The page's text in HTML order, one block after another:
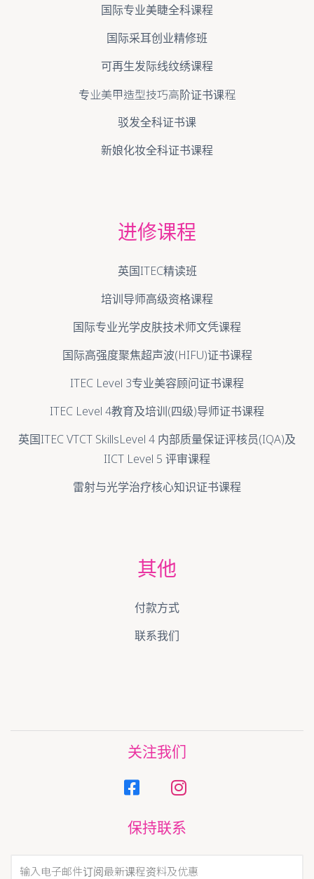
国际专业美睫全科课程
国际采耳创业精修班
可再生发际线纹绣课程
专业美甲造型技巧高阶证书课程
驳发全科证书课
新娘化妆全科证书课程
进修课程
英国ITEC精读班
培训导师高级资格课程
国际专业光学皮肤技术师文凭课程
国际高强度聚焦超声波(HIFU)证书课程
ITEC Level 3专业美容顾问证书课程
ITEC Level 4教育及培训(四级)导师证书课程
英国ITEC VTCT SkillsLevel 4 内部质量保证评核员(IQA)及
IICT Level 5 评审课程
雷射与光学治疗核心知识证书课程
其他
付款方式
联系我们
关注我们
保持联系